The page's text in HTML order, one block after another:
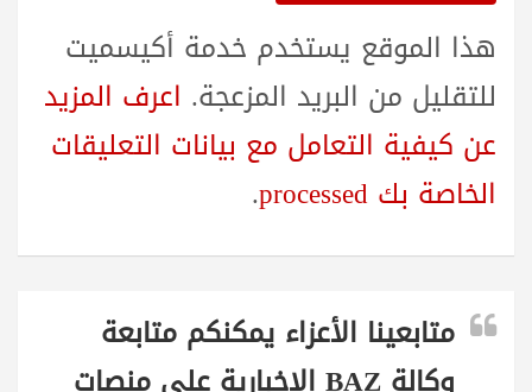
هذا الموقع يستخدم خدمة أكيسميت
للتقليل من البريد المزعجة. اعرف المزيد
عن كيفية التعامل مع بيانات التعليقات
الخاصة بك processed
.
متابعينا الأعزاء يمكنكم متابعة